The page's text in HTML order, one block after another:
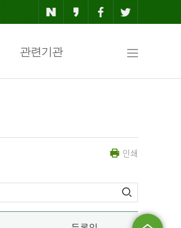
관련기관
맵
인쇄